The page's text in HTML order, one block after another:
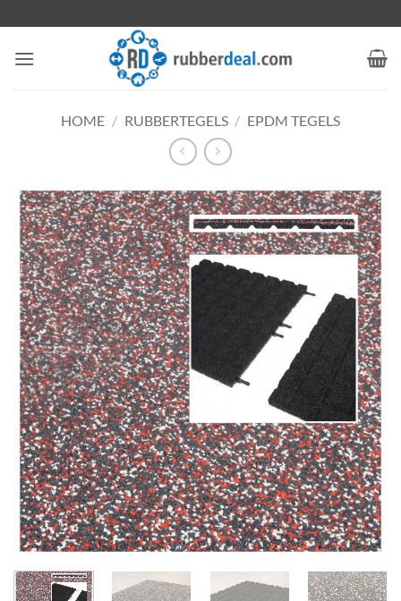
naar
inhoud
HOME / RUBBERTEGELS / EPDM TEGELS